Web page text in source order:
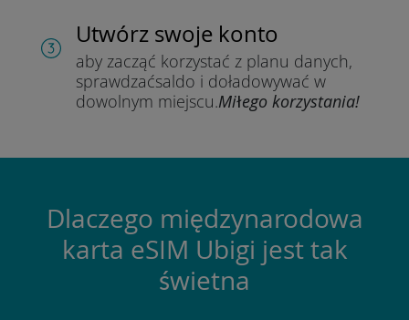
Utwórz swoje konto
aby zacząć korzystać z planu danych,
sprawdzaćsaldo i doładowywać w
dowolnym miejscu.Miłego korzystania!
Dlaczego międzynarodowa
karta eSIM Ubigi jest tak
świetna